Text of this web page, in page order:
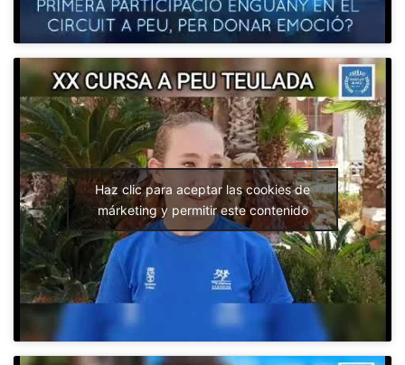
Haz clic para aceptar las cookies de
márketing y permitir este contenido